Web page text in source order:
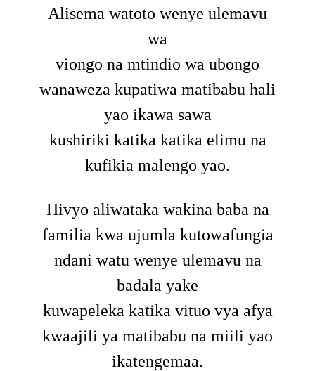
Alisema watoto wenye ulemavu
wa
viongo na mtindio wa ubongo
wanaweza kupatiwa matibabu hali
yao ikawa sawa
kushiriki katika katika elimu na
kufikia malengo yao.
Hivyo aliwataka wakina baba na
familia kwa ujumla kutowafungia
ndani watu wenye ulemavu na
badala yake
kuwapeleka katika vituo vya afya
kwaajili ya matibabu na miili yao
ikatengemaa.